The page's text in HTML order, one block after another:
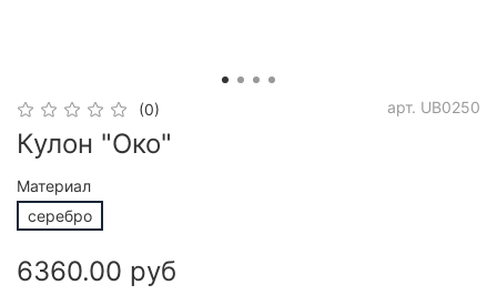
(0) арт. UB0250
Кулон "Око"
Материал
серебро
6360.00 руб